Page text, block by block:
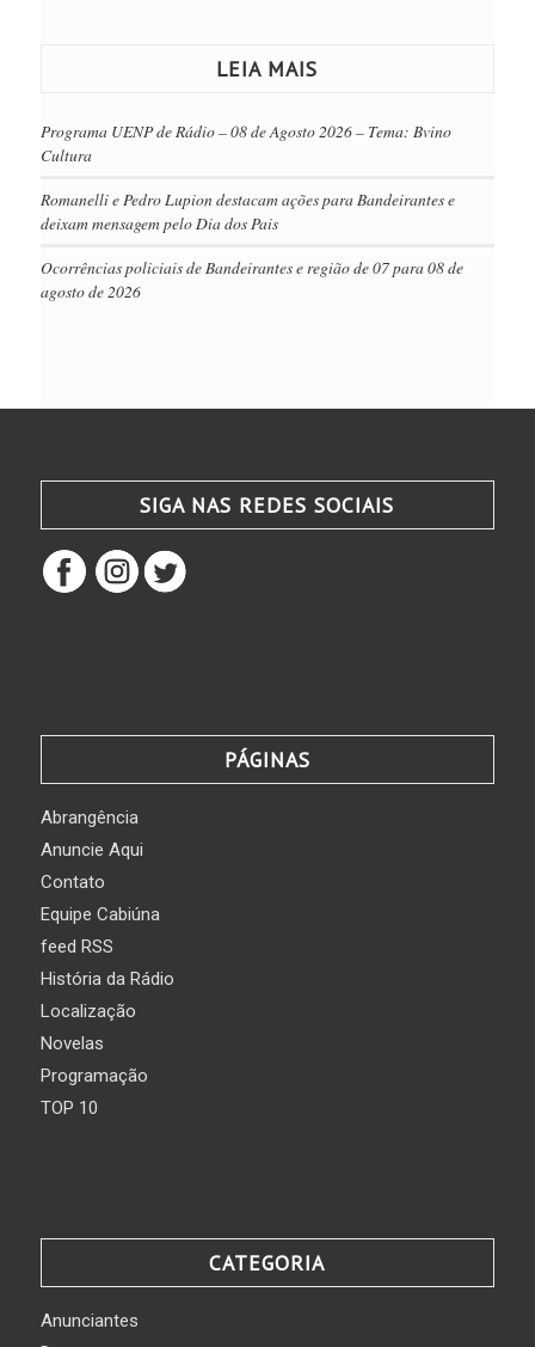
LEIA MAIS
Programa UENP de Rádio – 08 de Agosto 2026 – Tema: Bvino
Cultura
Romanelli e Pedro Lupion destacam ações para Bandeirantes e
deixam mensagem pelo Dia dos Pais
Ocorrências policiais de Bandeirantes e região de 07 para 08 de
agosto de 2026
SIGA NAS REDES SOCIAIS
PÁGINAS
Abrangência
Anuncie Aqui
Contato
Equipe Cabiúna
feed RSS
História da Rádio
Localização
Novelas
Programação
TOP 10
CATEGORIA
Anunciantes